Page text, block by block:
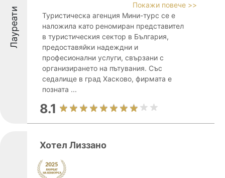
Лауреати
Покажи повече >>
Туристическа агенция Мини-турс се е
наложила като реномиран представител
в туристическия сектор в България,
предоставяйки надеждни и
професионални услуги, свързани с
организирането на пътувания. Със
седалище в град Хасково, фирмата е
позната ...
8.1
Хотел Лиззано